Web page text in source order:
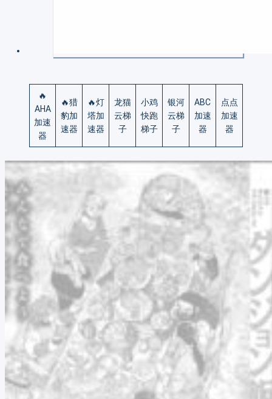
🔥
AHA
加速
器
🔥猎
豹加
速器
🔥灯
塔加
速器
龙猫
云梯
子
小鸡
快跑
梯子
银河
云梯
子
ABC
加速
器
点点
加速
器